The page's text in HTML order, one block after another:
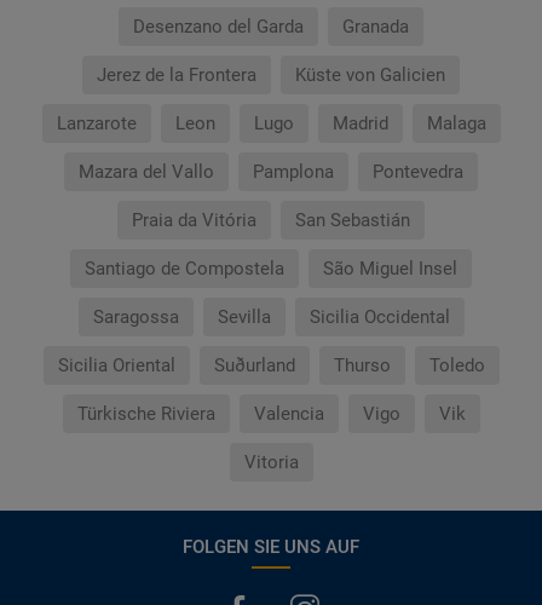
Desenzano del Garda Granada
Jerez de la Frontera Küste von Galicien
Lanzarote Leon Lugo Madrid Malaga
Mazara del Vallo Pamplona Pontevedra
Praia da Vitória San Sebastián
Santiago de Compostela São Miguel Insel
Saragossa Sevilla Sicilia Occidental
Sicilia Oriental Suðurland Thurso Toledo
Türkische Riviera Valencia Vigo Vik
Vitoria
FOLGEN SIE UNS AUF